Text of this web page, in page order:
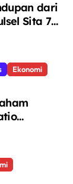
dari
Sita 7,8
Ekonomi